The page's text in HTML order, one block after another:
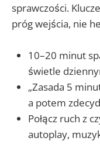
sprawczości.
próg wejścia, nie
10–20 minut
świetle
„Zasada 5
a potem
Połącz ruch z
autoplay,